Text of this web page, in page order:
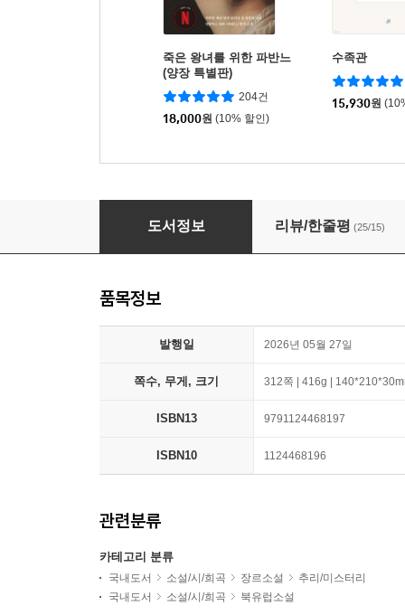
죽은 왕녀를 위한 파반느
(양장 특별판)
204건
18,000원 (10% 할인)
수족관
15,930원
죽은 자의 스토킹
도서정보 리뷰/한줄평 (25/15)
품목정보
발행일 2026년 05월 27일
쪽수, 무게, 크기 312쪽 | 416g |
ISBN13 9791124468197
ISBN10 1124468196
관련분류
카테고리 분류
국내도서 소설/시/희곡 장르소설
추리/미스터리
국내도서
소설/시/희곡 북유럽소설